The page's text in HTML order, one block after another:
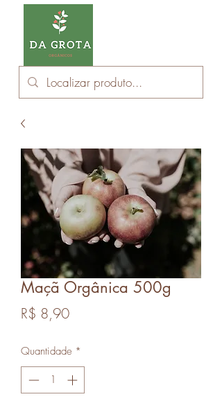
Maçã Orgânica 500g
R$ 8,90Preço
Quantidade *